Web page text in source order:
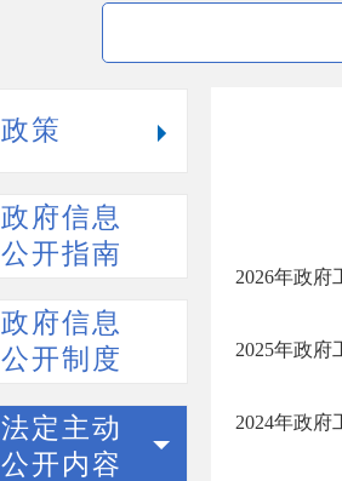
政策
政府信息
公开指南
政府信息
公开制度
法定主动
公开内容
2026年政府
2025年政府
2024年政府